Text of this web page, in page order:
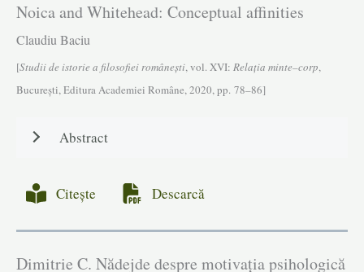
Noica and Whitehead: Conceptual affinities
Claudiu Baciu
[Studii de istorie a filosofiei româneşti, vol. XVI: Relația minte–corp,
Bucureşti, Editura Academiei Române, 2020, pp. 78–86]
Abstract
Citește Descarcă
Dimitrie C. Nădejde despre motivația psihologică